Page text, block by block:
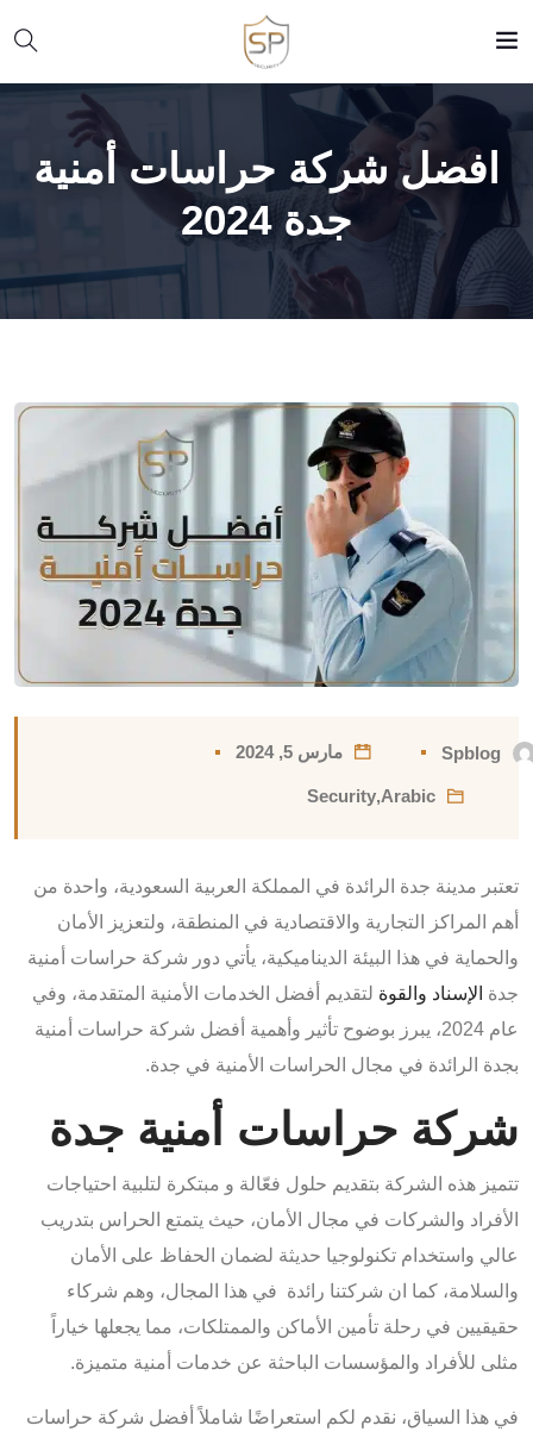
افضل شركة حراسات أمنية
جدة 2024
Spblog مارس 5, 2024
Arabic
,
Security
تعتبر مدينة جدة الرائدة في المملكة العربية السعودية، واحدة من
أهم المراكز التجارية والاقتصادية في المنطقة، ولتعزيز الأمان
والحماية في هذا البيئة الديناميكية، يأتي دور شركة حراسات أمنية
جدة الإسناد والقوة لتقديم أفضل الخدمات الأمنية المتقدمة، وفي
عام 2024، يبرز بوضوح تأثير وأهمية أفضل شركة حراسات أمنية
بجدة الرائدة في مجال الحراسات الأمنية في جدة.
شركة حراسات أمنية جدة
تتميز هذه الشركة بتقديم حلول فعّالة و مبتكرة لتلبية احتياجات
الأفراد والشركات في مجال الأمان، حيث يتمتع الحراس بتدريب
عالي واستخدام تكنولوجيا حديثة لضمان الحفاظ على الأمان
والسلامة، كما ان شركتنا رائدة في هذا المجال، وهم شركاء
حقيقيين في رحلة تأمين الأماكن والممتلكات، مما يجعلها خياراً
مثلى للأفراد والمؤسسات الباحثة عن خدمات أمنية متميزة.
في هذا السياق، نقدم لكم استعراضًا شاملاً أفضل شركة حراسات